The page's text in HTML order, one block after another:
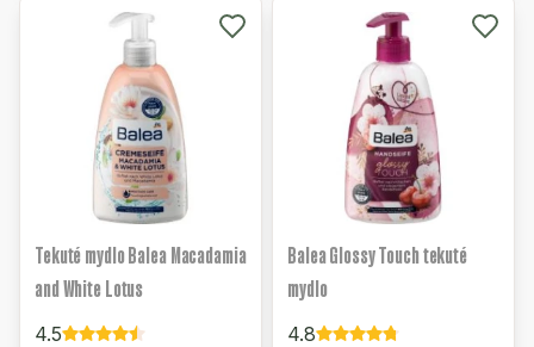
Tekuté mydlo Balea Macadamia
and White Lotus
4.5
Balea Glossy Touch tekuté
mydlo
4.8